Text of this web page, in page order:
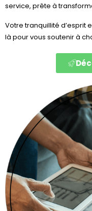
service, prête à
Votre tranquillité d’esprit
là pour vous soutenir à